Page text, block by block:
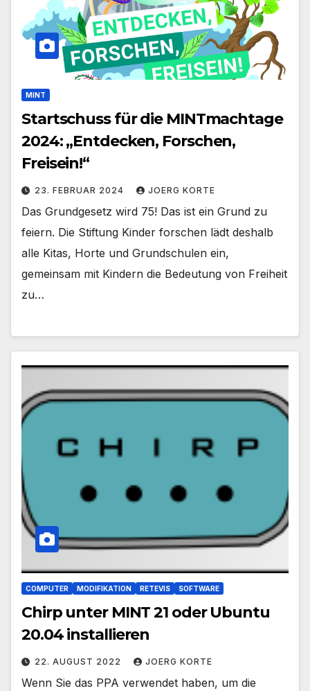
MINT
Startschuss für die MINTmachtage
2024: „Entdecken, Forschen,
Freisein!“
23. FEBRUAR 2024 JOERG KORTE
Das Grundgesetz wird 75! Das ist ein Grund zu
feiern. Die Stiftung Kinder forschen lädt deshalb
alle Kitas, Horte und Grundschulen ein,
gemeinsam mit Kindern die Bedeutung von Freiheit
zu…
COMPUTER MODIFIKATION RETEVIS SOFTWARE
Chirp unter MINT 21 oder Ubuntu
20.04 installieren
22. AUGUST 2022 JOERG KORTE
Wenn Sie das PPA verwendet haben, um die